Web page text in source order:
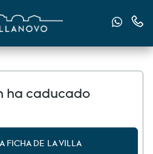
ha caducado
FICHA DE LA VILLA